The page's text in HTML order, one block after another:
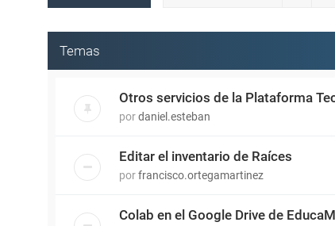
Temas
Otros servicios de la Plataforma
pordaniel.esteban
Editar el inventario de Raíces
porfrancisco.ortegamartinez
Colab en el Google Drive de